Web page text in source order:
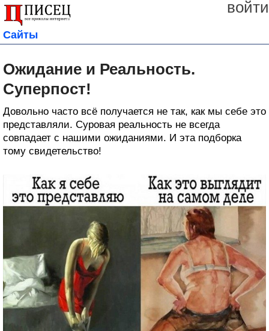
войти
Сайты
Ожидание и Реальность.
Суперпост!
Довольно часто всё получается не так, как мы себе это
представляли. Суровая реальность не всегда
совпадает с нашими ожиданиями. И эта подборка
тому свидетельство!